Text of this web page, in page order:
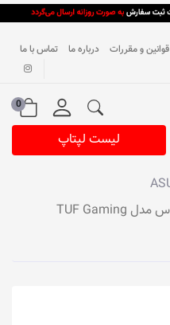
قوانین و مقررات درباره ما تماس با ما
0
لیست لپتاپ
لپ تاپ گیمینگ 15.6 اینچ ایسوس مدل TUF Gaming